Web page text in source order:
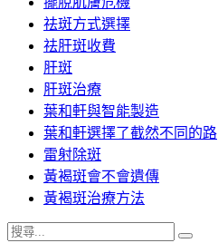
祛斑方式選擇
祛肝斑收費
肝斑
肝斑治療
葉和軒與智能製造
葉和軒選擇了截然不同的路
雷射除斑
黃褐斑會不會遺傳
黃褐斑治療方法
搜